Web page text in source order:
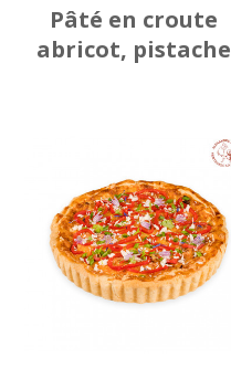
Pâté en croute
abricot, pistache